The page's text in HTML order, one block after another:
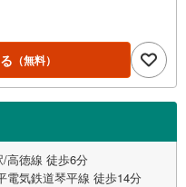
（無料）
高徳線 徒歩6分
電気鉄道琴平線 徒歩14分